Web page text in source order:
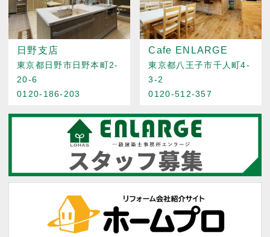
日野支店
東京都日野市日野本町2-
20-6
0120-186-203
Cafe ENLARGE
東京都八王子市千人町4-
3-2
0120-512-357